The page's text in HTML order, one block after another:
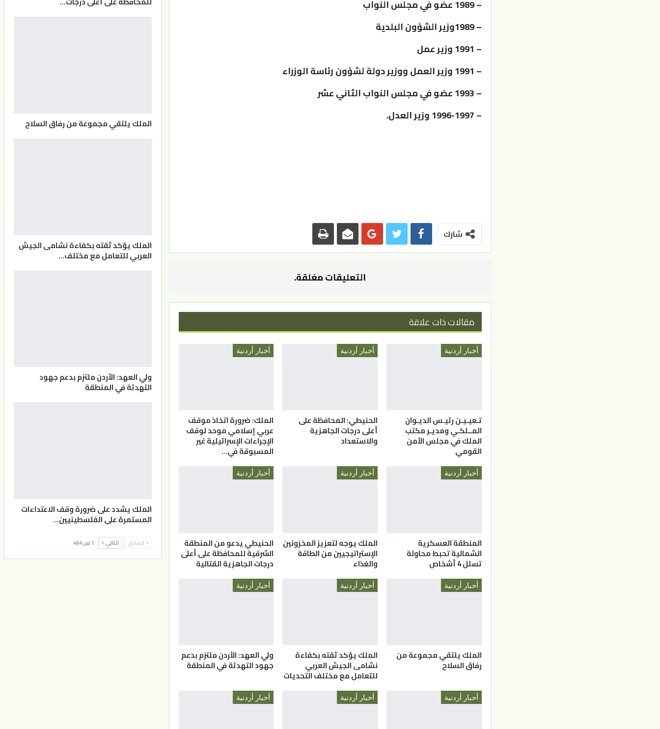
– 1989 عضو في مجلس النواب
– 1989وزير الشؤون البلدية
– 1991 وزير عمل
– 1991 وزير العمل ووزير دولة لشؤون رئاسة الوزراء
– 1993 عضو في مجلس النواب الثاني عشر
– 1996-1997 وزير العدل.
شارك
التعليقات مغلقة.
مقالات ذات علاقة
أخبار أردنية
تـعيـيـن رئيـس الديـوان
المــلكـي ومديـر مكتب
الملك في مجلس الأمن
القومي
أخبار أردنية
الحنيطي: المحافظة على
أعلى درجات الجاهزية
والاستعداد
أخبار أردنية
الملك: ضرورة اتخاذ موقف
عربي إسلامي موحد لوقف
الإجراءات الإسرائيلية غير
المسبوقة في…
أخبار أردنية
المنطقة العسكرية
الشمالية تحبط محاولة
تسلل 4 أشخاص
أخبار أردنية
الملك يوجه لتعزيز المخزونين
الإستراتيجيين من الطاقة
والغذاء
أخبار أردنية
الحنيطي يدعو من المنطقة
الشرقية للمحافظة على أعلى
درجات الجاهزية القتالية
أخبار أردنية
الملك يلتقي مجموعة من
رفاق السلاح
أخبار أردنية
الملك يؤكد ثقته بكفاءة
نشامى الجيش العربي
للتعامل مع مختلف التحديات
أخبار أردنية
ولي العهد: الأردن ملتزم بدعم
جهود التهدئة في المنطقة
أخبار أردنية أخبار أردنية أخبار أردنية
الملك يلتقي مجموعة من رفاق السلاح
الملك يؤكد ثقته بكفاءة نشامى الجيش
العربي للتعامل مع مختلف…
ولي العهد: الأردن ملتزم بدعم جهود
التهدئة في المنطقة
الملك يشدد على ضرورة وقف الاعتداءات
المستمرة على الفلسطينيين…
السابق التالي 1 من 464